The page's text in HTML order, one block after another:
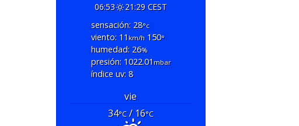
06:53
21:29 CEST
sensación: 28°c
viento: 11 km/h150°
humedad: 26%
presión: 1022.01 mbar
índice uv: 8
vie
34°C/ 16°C